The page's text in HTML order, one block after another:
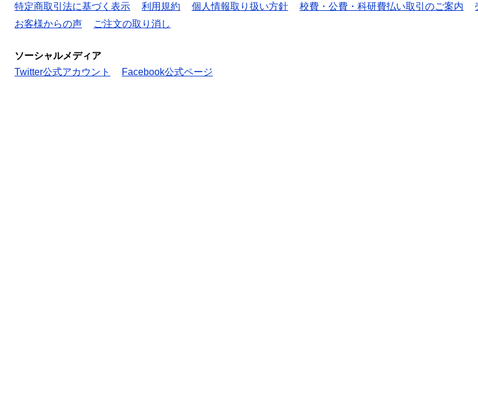
特定商取引法に基づく表示
利用規約 個人情報取り扱い方針 校費・公費・科研費払い取引のご案内
お客様からの声
ご注文の取り消し
ソーシャルメディア
Twitter公式アカウント
Facebook公式ページ